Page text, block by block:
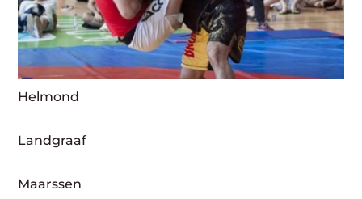
Helmond
Landgraaf
Maarssen